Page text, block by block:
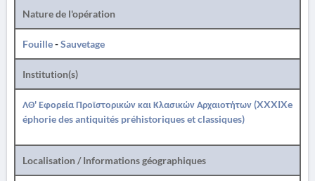
Nature de l'opération
Fouille-Sauvetage
Institution(s)
ΛΘ' Εφορεία Προϊστορικών και Κλασικών Αρχαιοτήτων (XXXIXe
éphorie des antiquités préhistoriques et classiques)
Localisation / Informations géographiques